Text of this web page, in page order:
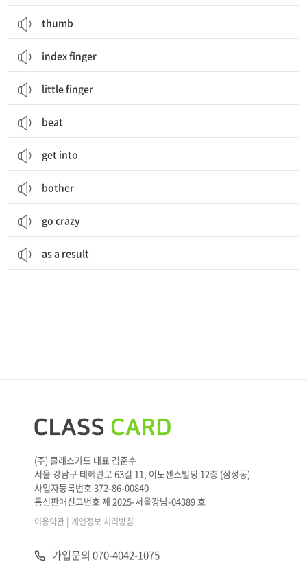
thumb
index finger
little finger
beat
get into
bother
go crazy
as a result
(주) 클래스카드 대표 김준수
서울 강남구 테헤란로 63길 11, 이노센스빌딩 12층 (삼성동)
사업자등록번호 372-86-00840
통신판매신고번호 제 2025-서울강남-04389 호
이용약관 | 개인정보 처리방침
가입문의 070-4042-1075